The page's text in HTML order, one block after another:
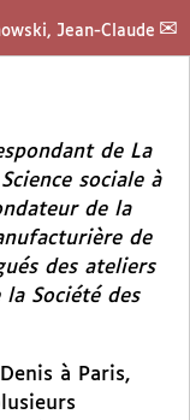
Jean-Claude
de La
socialeà
de la
de
des ateliers
Société des
à Paris,